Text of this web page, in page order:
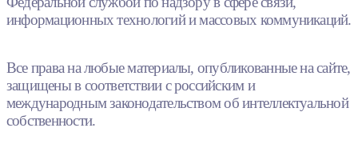
информационных технологий и массовых коммуникаций.
Все права на любые материалы, опубликованные на сайте,
защищены в соответствии с российским и
международным законодательством об интеллектуальной
собственности.